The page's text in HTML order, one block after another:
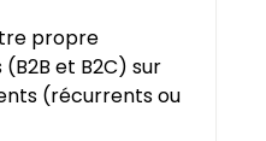
propre
et B2C) sur
(récurrents ou